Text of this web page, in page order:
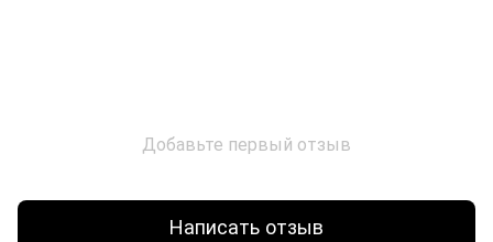
Добавьте первый отзыв
Написать отзыв